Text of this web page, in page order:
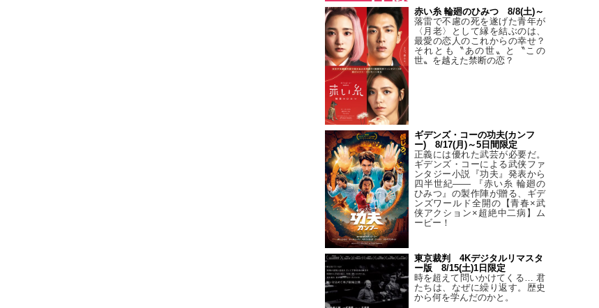
赤い糸 輪廻のひみつ 8/8(土)～
落雷で不慮の死を遂げた青年が
〈月老〉として縁を結ぶのは、
最愛の恋人のこれからの幸せ？
それとも〝あの世〟と〝この
世〟を越えた禁断の恋？
ギデンズ・コーの功夫(カンフ
ー) 8/17(月)～5日間限定
正義には優れた武芸が必要だ。
ギデンズ・コーによる武侠ファ
ンタジー小説『功夫』発表から
四半世紀―― 『赤い糸 輪廻の
ひみつ』の製作陣が贈る、ギデ
ンズワールド全開の【青春×武
侠アクション×超絶中二病】ム
ービー！
東京裁判 4Kデジタルリマスタ
ー版 8/15(土)1日限定
時を超えて問いかけてくる… 君
たちは、なぜに繰り返す。歴史
から何を学んだのかと。